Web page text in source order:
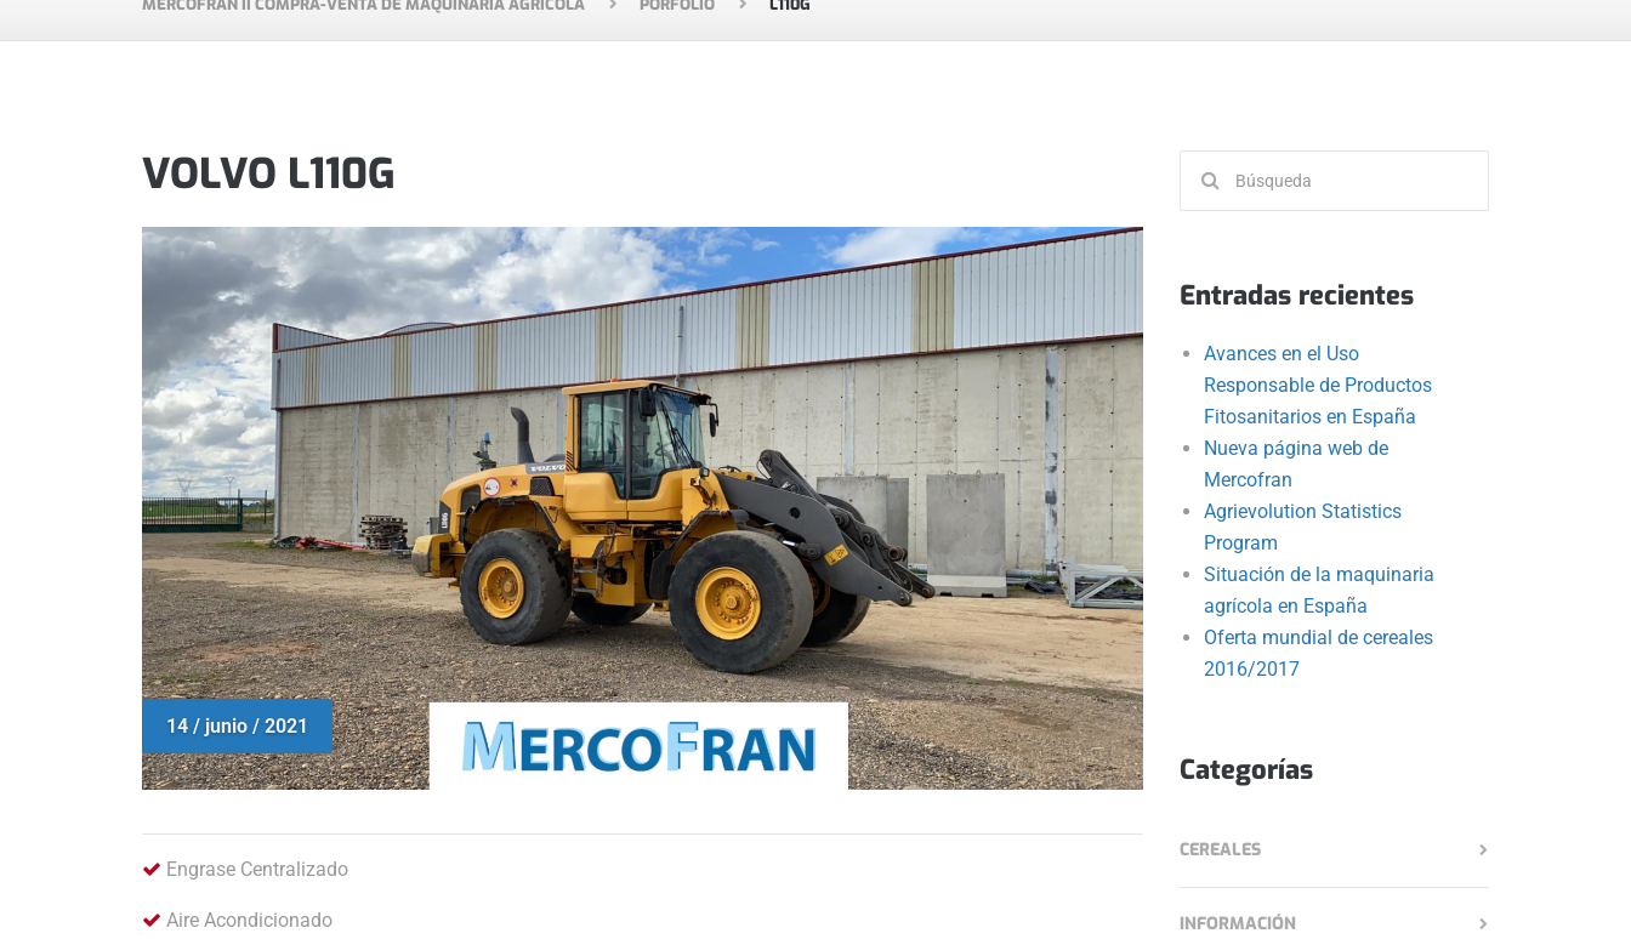
VOLVO L110G
14 / junio / 2021
Engrase Centralizado
Aire Acondicionado
Entradas recientes
Avances en el Uso
Responsable de Productos
Fitosanitarios en España
Nueva página web de
Mercofran
Agrievolution Statistics
Program
Situación de la maquinaria
agrícola en España
Oferta mundial de cereales
2016/2017
Categorías
CEREALES
INFORMACIÓN